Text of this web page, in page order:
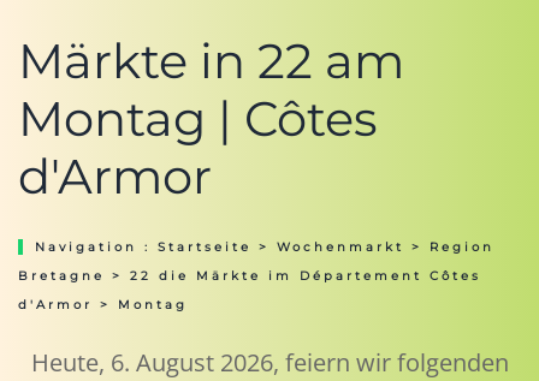
Märkte in 22 am
Montag | Côtes
d'Armor
Navigation : Startseite > Wochenmarkt > Region
Bretagne
> 22 die Märkte im Département Côtes
d'Armor
> Montag
Heute, 6. August 2026, feiern wir folgenden